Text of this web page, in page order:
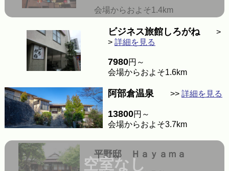
会場からおよそ1.4km
ビジネス旅館しろがね >
> 詳細を見る
7980円～
会場からおよそ1.6km
阿部倉温泉 >> 詳細を見る
13800円～
会場からおよそ3.7km
空室なし
平野邸 Ｈａｙａｍａ